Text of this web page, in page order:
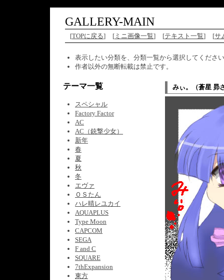
GALLERY-MAIN
[TOPに戻る] [ ミニ画像一覧] [テキスト一覧] [サ
表示したい分類を、分類一覧から選択してくださ
作者以外の無断転載は禁止です。
テーマ一覧
スペシャル
Factory Factor
AC
AC（銃撃少女）
新年
春
夏
秋
冬
エヴァ
ＯＳたん
ハレ晴レユカイ
AQUAPLUS
Type Moon
CAPCOM
SEGA
F and C
SQUARE
7thExpansion
東方
みぃ。（蒼星 昴